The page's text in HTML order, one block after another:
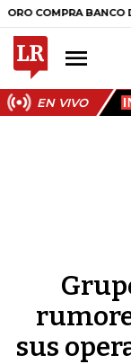
BANCO DE LA
EN VIVO
sus